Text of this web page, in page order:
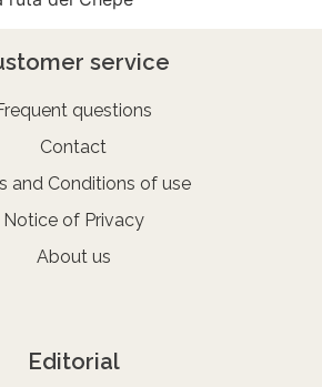
service
questions
Contact
and Conditions of use
Notice of Privacy
About us
Editorial